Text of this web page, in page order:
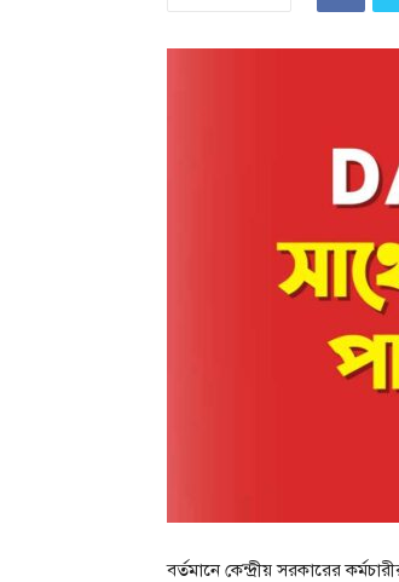
বর্তমানে কেন্দ্রীয় সরকারের